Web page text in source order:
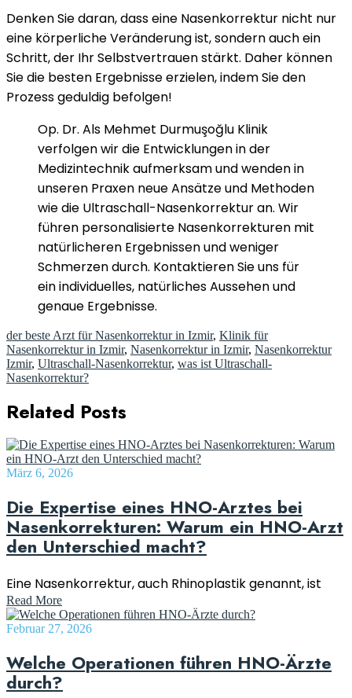
Denken Sie daran, dass eine Nasenkorrektur nicht nur
eine körperliche Veränderung ist, sondern auch ein
Schritt, der Ihr Selbstvertrauen stärkt. Daher können
Sie die besten Ergebnisse erzielen, indem Sie den
Prozess geduldig befolgen!
Op. Dr. Als Mehmet Durmuşoğlu Klinik
verfolgen wir die Entwicklungen in der
Medizintechnik aufmerksam und wenden in
unseren Praxen neue Ansätze und Methoden
wie die Ultraschall-Nasenkorrektur an. Wir
führen personalisierte Nasenkorrekturen mit
natürlicheren Ergebnissen und weniger
Schmerzen durch. Kontaktieren Sie uns für
ein individuelles, natürliches Aussehen und
genaue Ergebnisse.
der beste Arzt für Nasenkorrektur in Izmir, Klinik für
Nasenkorrektur in Izmir, Nasenkorrektur in Izmir, Nasenkorrektur
Izmir, Ultraschall-Nasenkorrektur, was ist Ultraschall-
Nasenkorrektur?
Related Posts
März 6, 2026
Die Expertise eines HNO-Arztes bei
Nasenkorrekturen: Warum ein HNO-Arzt
den Unterschied macht?
Eine Nasenkorrektur, auch Rhinoplastik genannt, ist
Read More
Februar 27, 2026
Welche Operationen führen HNO-Ärzte
durch?